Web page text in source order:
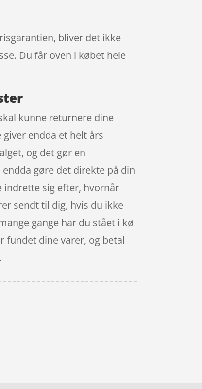
bliver det ikke
Du får oven i købet hele
kunne returnere dine
endda et helt års
og det gør en
gøre det direkte på din
indrette sig efter, hvornår
sendt til dig, hvis du ikke
gange har du stået i kø
fundet dine varer, og betal